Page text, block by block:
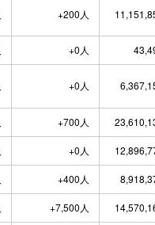
+200人
+0人
+0人
+700人
+0人
+400人
+7,500人